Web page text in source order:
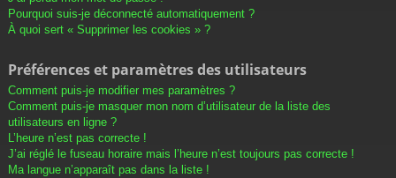
Pourquoi suis-je déconnecté automatiquement ?
À quoi sert « Supprimer les cookies » ?
Préférences et paramètres des utilisateurs
Comment puis-je modifier mes paramètres ?
Comment puis-je masquer mon nom d’utilisateur de la liste des
utilisateurs en ligne ?
L’heure n’est pas correcte !
J’ai réglé le fuseau horaire mais l’heure n’est toujours pas correcte !
Ma langue n’apparaît pas dans la liste !